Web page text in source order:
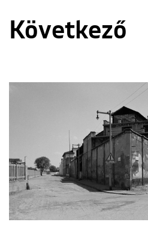
Következő